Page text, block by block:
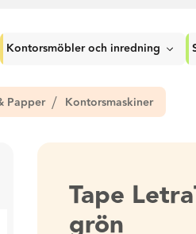
Kontorsmöbler och inredning
Papper Kontorsmaskiner
Tape
grön